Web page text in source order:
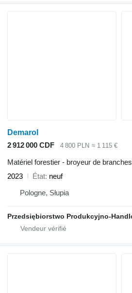
Demarol
2 912 000 CDF
4 800 PLN ≈ 1 115 €
Matériel forestier - broyeur de branches
2023
État neuf
Pologne, Słupia